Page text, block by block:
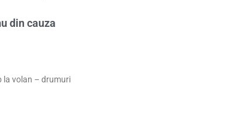
din cauza
la volan – drumuri